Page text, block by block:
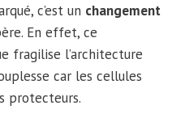
c’est un changement
En effet, ce
fragilise l’architecture
car les cellules
protecteurs.